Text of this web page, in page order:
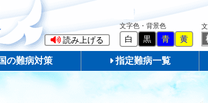
文字色・背景色
白 黒 青 黄
読み上げる
の難病対策 指定難病一覧